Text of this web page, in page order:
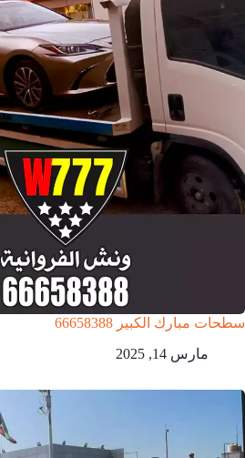
سطحات مبارك الكبير 66658388
مارس 14, 2025